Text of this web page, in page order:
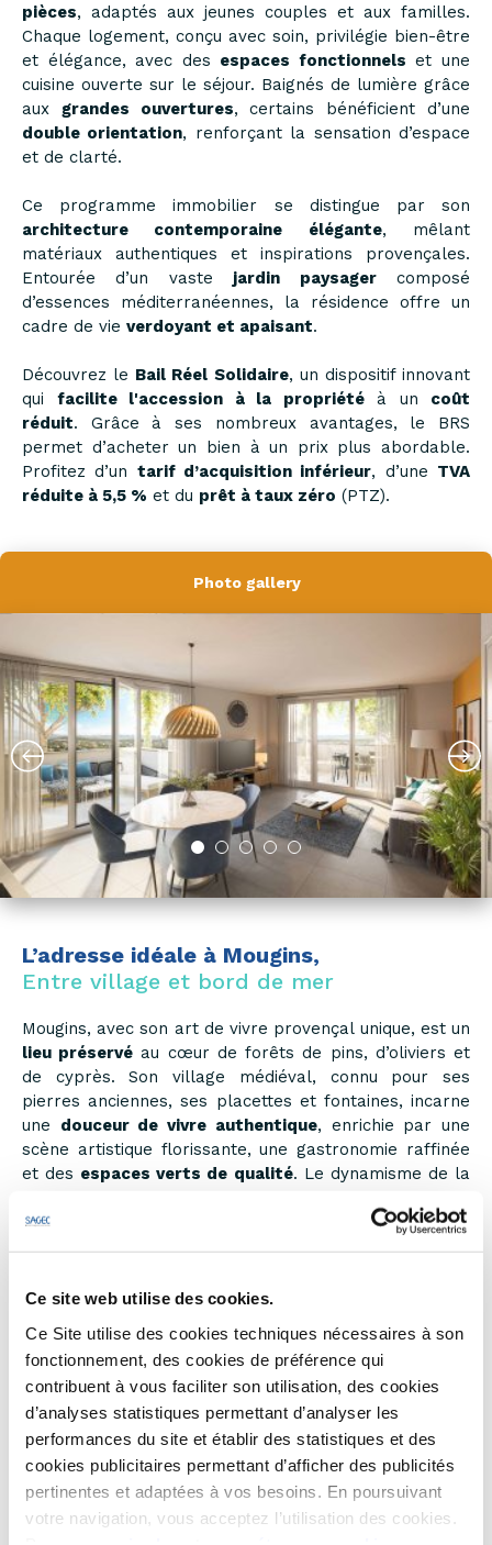
Ce site web utilise des cookies.
Ce Site utilise des cookies techniques nécessaires à son
fonctionnement, des cookies de préférence qui
contribuent à vous faciliter son utilisation, des cookies
d’analyses statistiques permettant d’analyser les
performances du site et établir des statistiques et des
cookies publicitaires permettant d’afficher des publicités
pertinentes et adaptées à vos besoins. En poursuivant
votre navigation, vous acceptez l’utilisation des cookies.
pièces, adaptés aux jeunes couples et aux familles.
Chaque logement, conçu avec soin, privilégie bien-être
et élégance, avec des espaces fonctionnels et une
cuisine ouverte sur le séjour. Baignés de lumière grâce
aux grandes ouvertures, certains bénéficient d’une
double orientation, renforçant la sensation d’espace
et de clarté.
Ce programme immobilier se distingue par son
architecture contemporaine élégante, mêlant
matériaux authentiques et inspirations provençales.
Entourée d’un vaste jardin paysagercomposé
d’essences méditerranéennes, la résidence offre un
cadre de vie verdoyant et apaisant.
Découvrez le Bail Réel Solidaire, un dispositif innovant
qui facilite l'accession à la propriétéà un coût
réduit. Grâce à ses nombreux avantages, le BRS
permet d’acheter un bien à un prix plus abordable.
Profitez d’un tarif d’acquisition inférieur, d’une TVA
réduite à 5,5 % et du prêt à taux zéro (PTZ).
Photo gallery
L’adresse idéale à Mougins,
Entre village et bord de mer
Mougins, avec son art de vivre provençal unique, est un
lieu préservé au cœur de forêts de pins, d’oliviers et
de cyprès. Son village médiéval, connu pour ses
pierres anciennes, ses placettes et fontaines, incarne
une douceur de vivre authentique, enrichie par une
scène artistique florissante, une gastronomie raffinée
et des espaces verts de qualité. Le dynamisme de la
Sophia Antipolis, ajoute à son attrait.
l’avenue Maréchal Juin, à la croisée du village
localisation stratégiquepermet de profiter de
services pratiques à pied ou à vélo : commerces,
écoles, transports, sports et culture.
L’accès rapide à l’autoroute A8 et à la route Cannes-
Grasse facilite les déplacements dans le département
et vers les zones d’emploi.